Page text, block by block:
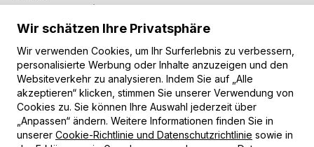
Zusammenarbeit
Für Blogger
B2B-Zusammenarbeit
Unsere Teppiche
Moderne Teppiche
Vintage Teppiche
Shaggy Teppiche
Kinderteppiche
Wir schätzen Ihre Privatsphäre
Wir verwenden Cookies, um Ihr Surferlebnis zu verbessern,
personalisierte Werbung oder Inhalte anzuzeigen und den
Websiteverkehr zu analysieren. Indem Sie auf „Alle
akzeptieren“ klicken, stimmen Sie unserer Verwendung von
Cookies zu. Sie können Ihre Auswahl jederzeit über
„Anpassen“ ändern. Weitere Informationen finden Sie in
unserer Cookie-Richtlinie und Datenschutzrichtlinie sowie in